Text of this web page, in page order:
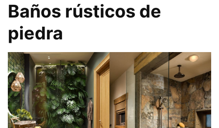
Baños rústicos de
piedra